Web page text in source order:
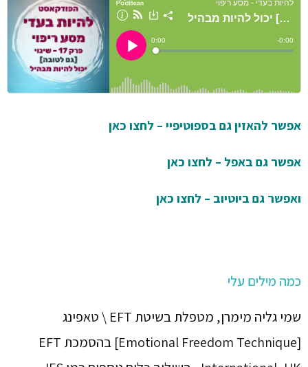
אפשר להאזין גם בספוטיפיי – לחצו כאן
אפשר גם באפל – לחצו כאן
ואפשר גם ביוטיוב – לחצו כאן
כמה מילים עלי
שמי גליה מימרן, מטפלת בשיטת EFT \ טאפינג
[Emotional Freedom Technique] בהסמכת EFT